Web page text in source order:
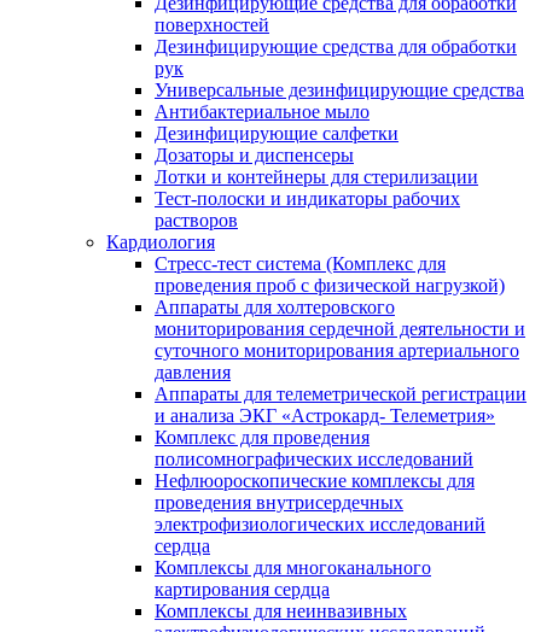
поверхностей
Дезинфицирующие средства для обработки
рук
Универсальные дезинфицирующие средства
Антибактериальное мыло
Дезинфицирующие салфетки
Дозаторы и диспенсеры
Лотки и контейнеры для стерилизации
Тест-полоски и индикаторы рабочих
растворов
Кардиология
Стресс-тест система (Комплекс для
проведения проб с физической нагрузкой)
Аппараты для холтеровского
мониторирования сердечной деятельности и
суточного мониторирования артериального
давления
Аппараты для телеметрической регистрации
и анализа ЭКГ «Астрокард- Телеметрия»
Комплекс для проведения
полисомнографических исследований
Нефлюороскопические комплексы для
проведения внутрисердечных
электрофизиологических исследований
сердца
Комплексы для многоканального
картирования сердца
Комплексы для неинвазивных